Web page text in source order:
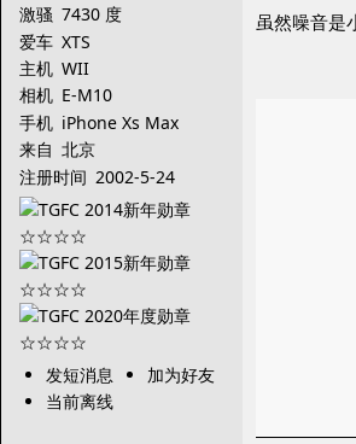
激骚 7430 度
爱车 XTS
主机 WII
相机 E-M10
手机 iPhone Xs Max
来自 北京
注册时间 2002-5-24
发短消息
加为好友
当前离线
虽然噪音是